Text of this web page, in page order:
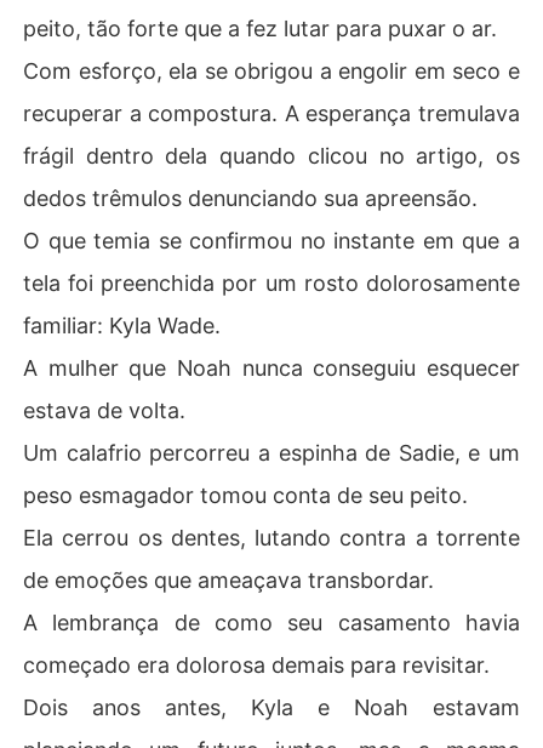
peito, tão forte que a fez lutar para puxar o ar.
Com esforço, ela se obrigou a engolir em seco e
recuperar a compostura. A esperança tremulava
frágil dentro dela quando clicou no artigo, os
dedos trêmulos denunciando sua apreensão.
O que temia se confirmou no instante em que a
tela foi preenchida por um rosto dolorosamente
familiar: Kyla Wade.
A mulher que Noah nunca conseguiu esquecer
estava de volta.
Um calafrio percorreu a espinha de Sadie, e um
peso esmagador tomou conta de seu peito.
Ela cerrou os dentes, lutando contra a torrente
de emoções que ameaçava transbordar.
A lembrança de como seu casamento havia
começado era dolorosa demais para revisitar.
Dois anos antes, Kyla e Noah estavam